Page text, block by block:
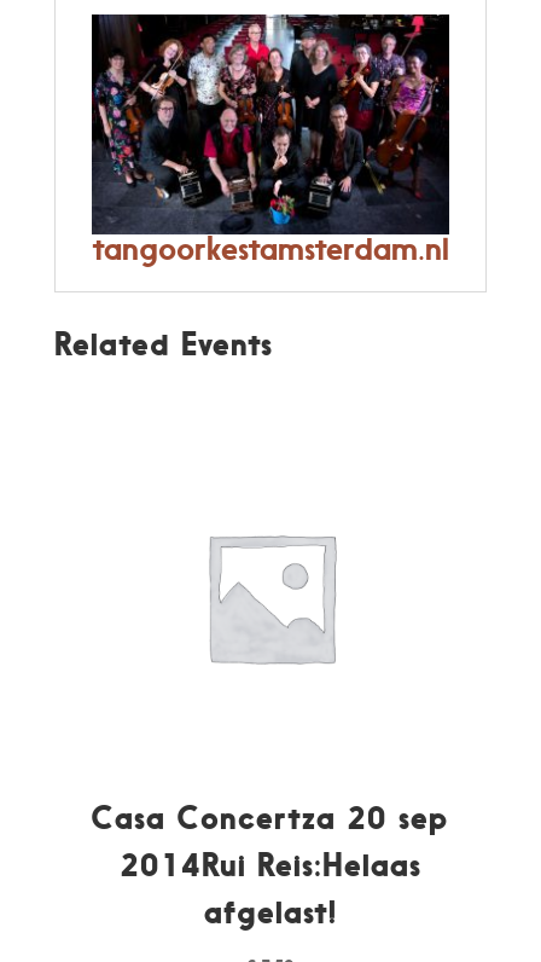
tangoorkestamsterdam.nl
Related Events
Casa Concertza 20 sep
2014Rui Reis:Helaas
afgelast!